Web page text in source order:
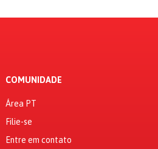
COMUNIDADE
Área PT
Filie-se
Entre em contato